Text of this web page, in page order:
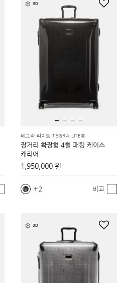
3D
테그라 라이트 TEGRA LITE®
장거리 확장형 4휠 패킹 케이스
캐리어
1,950,000 원
2 비교
3D